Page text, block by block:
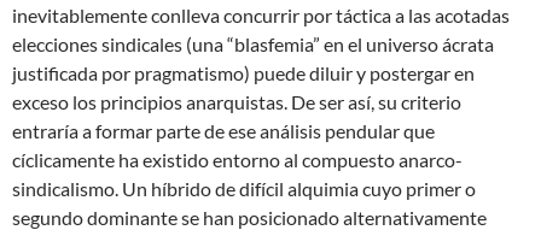
inevitablemente conlleva concurrir por táctica a las acotadas
elecciones sindicales (una “blasfemia” en el universo ácrata
justificada por pragmatismo) puede diluir y postergar en
exceso los principios anarquistas. De ser así, su criterio
entraría a formar parte de ese análisis pendular que
cíclicamente ha existido entorno al compuesto anarco-
sindicalismo. Un híbrido de difícil alquimia cuyo primer o
segundo dominante se han posicionado alternativamente